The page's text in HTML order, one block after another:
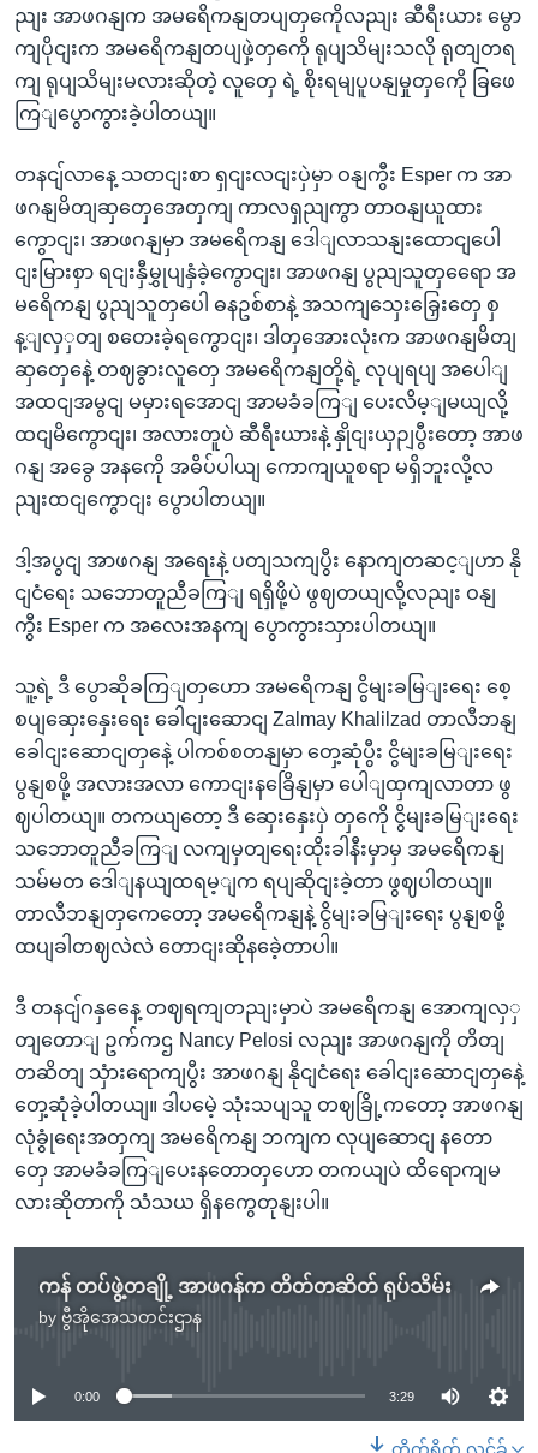
ညျး အာဖဂနျက အမရေိကနျတပျတှကေိုလညျး ဆီရီးယား မွော
ကျပိုငျးက အမရေိကနျတပျဖှဲ့တှကေို ရုပျသိမျးသလို ရုတျတရ
ကျ ရုပျသိမျးမလားဆိုတဲ့ လူတှေ ရဲ့ စိုးရမျပူပနျမှုတှကေို ခြဖေ
ကြျပွောကွားခဲ့ပါတယျ။
တနငျ်လာနေ့ သတငျးစာ ရှငျးလငျးပှဲမှာ ဝနျကွီး Esper က အာ
ဖဂနျမိတျဆှတှေအေတှကျ ကာလရှညျကွာ တာဝနျယူထား
ကွောငျး၊ အာဖဂနျမှာ အမရေိကနျ ဒေါျလာသနျးထောငျပေါ
ငျးမြားစှာ ရငျးနှီမွှုပျနှံခဲ့ကွောငျး၊ အာဖဂနျ ပွညျသူတှရေော အ
မရေိကနျ ပွညျသူတှပေါ ဓနဥစ်စာနဲ့ အသကျသှေးခြှေးတှေ စှ
န့ျလှှတျ စတေးခဲ့ရကွောငျး၊ ဒါတှအေားလုံးက အာဖဂနျမိတျ
ဆှတှေနေဲ့ တဈခွားလူတှေ အမရေိကနျတို့ရဲ့ လုပျရပျ အပေါျ
အထငျအမွငျ မမှားရအောငျ အာမခံခကြျ ပေးလိမ့ျမယျလို့
ထငျမိကွောငျး၊ အလားတူပဲ ဆီရီးယားနဲ့ နှိုငျးယှဉျပွီးတော့ အာဖ
ဂနျ အခွေ အနကေို အဓိပ်ပါယျ ကောကျယူစရာ မရှိဘူးလို့လ
ညျးထငျကွောငျး ပွောပါတယျ။
ဒါ့အပွငျ အာဖဂနျ အရေးနဲ့ ပတျသကျပွီး နောကျတဆင့ျဟာ နို
ငျငံရေး သဘောတူညီခကြျ ရရှိဖို့ပဲ ဖွဈတယျလို့လညျး ဝနျ
ကွီး Esper က အလေးအနကျ ပွောကွားသှားပါတယျ။
သူ့ရဲ့ ဒီ ပွောဆိုခကြျတှဟော အမရေိကနျ ငွိမျးခမြျးရေး စေ့
စပျဆှေးနှေးရေး ခေါငျးဆောငျ Zalmay Khalilzad တာလီဘနျ
ခေါငျးဆောငျတှနေဲ့ ပါကစ်စတနျမှာ တှေ့ဆုံပွီး ငွိမျးခမြျးရေး
ပွနျစဖို့ အလားအလာ ကောငျးနခြေိနျမှာ ပေါျထှကျလာတာ ဖွ
ဈပါတယျ။ တကယျတော့ ဒီ ဆှေးနှေးပှဲ တှကေို ငွိမျးခမြျးရေး
သဘောတူညီခကြျ လကျမှတျရေးထိုးခါနီးမှာမှ အမရေိကနျ
သမ်မတ ဒေါျနယျထရမ့ျက ရပျဆိုငျးခဲ့တာ ဖွဈပါတယျ။
တာလီဘနျတှကေတော့ အမရေိကနျနဲ့ ငွိမျးခမြျးရေး ပွနျစဖို့
ထပျခါတဈလဲလဲ တောငျးဆိုနခေဲ့တာပါ။
ဒီ တနငျ်ဂနှနေေ့ တဈရကျတညျးမှာပဲ အမရေိကနျ အောကျလှှ
တျတောျ ဥက်ကဌ Nancy Pelosi လညျး အာဖဂနျကို တိတျ
တဆိတျ သှံားရောကျပွီး အာဖဂနျ နိုငျငံရေး ခေါငျးဆောငျတှနေဲ့
တှေ့ဆုံခဲ့ပါတယျ။ ဒါပမေဲ့ သုံးသပျသူ တဈခြို့ကတော့ အာဖဂနျ
လုံခွုံရေးအတှကျ အမရေိကနျ ဘကျက လုပျဆောငျ နတော
တှေ အာမခံခကြျပေးနတောတှဟော တကယျပဲ ထိရောကျမ
လားဆိုတာကို သံသယ ရှိနကွေတုနျးပါ။
ကန် တပ်ဖွဲ့တချို့ အာဖဂန်က တိတ်တဆိတ် ရုပ်သိမ်း
by ဗွီအိုအေသတင်းဌာန
No media source currently available
0:00 3:29
တိုက်ရိုက် လင့်ခ်